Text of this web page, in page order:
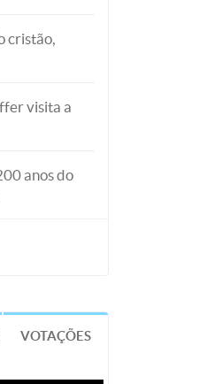
cristão,
visita a
anos do
VOTAÇÕES